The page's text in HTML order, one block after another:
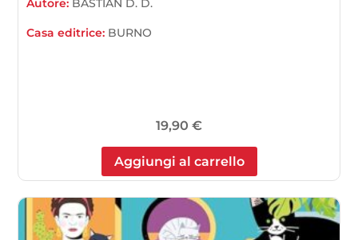
Autore: BASTIAN D. D.
Casa editrice: BURNO
19,90 €
Aggiungi al carrello